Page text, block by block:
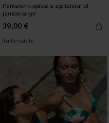
Pantalon tropical à zip latéral et
jambe large
39,00 €
Taille haute